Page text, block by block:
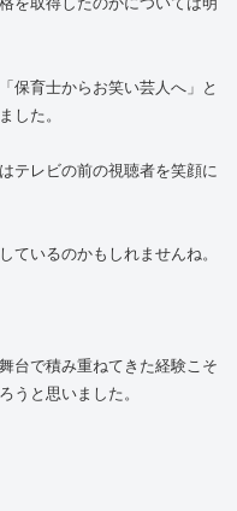
保育士からお笑い芸人へ」と
した。
テレビの前の視聴者を笑顔に
ているのかもしれませんね。
台で積み重ねてきた経験こそ
うと思いました。